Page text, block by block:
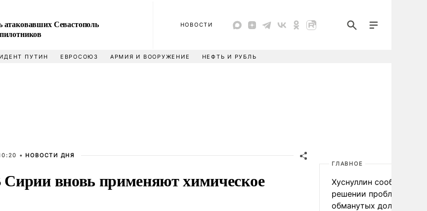
Севастополь
НОВОСТИ
ПУТИН ЕВРОСОЮЗ АРМИЯ И ВООРУЖЕНИЕ НЕФТЬ И РУБЛЬ
• НОВОСТИ ДНЯ
вновь применяют химическое
ГЛАВНОЕ
Хуснуллин сообщил о
решении проблемы
обманутых дольщиков